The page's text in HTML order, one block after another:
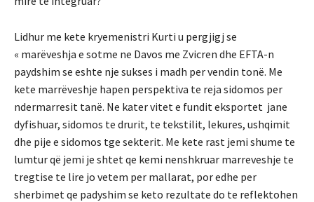
Lidhur me kete kryemenistri Kurti u pergjigj se
« marëveshja e sotme ne Davos me Zvicren dhe EFTA-n
paydshim se eshte nje sukses i madh per vendin tonë. Me
kete marrëveshje hapen perspektiva te reja sidomos per
ndermarresit tanë. Ne kater vitet e fundit eksportet jane
dyfishuar, sidomos te drurit, te tekstilit, lekures, ushqimit
dhe pije e sidomos tge sekterit. Me kete rast jemi shume te
lumtur që jemi je shtet qe kemi nenshkruar marreveshje te
tregtise te lire jo vetem per mallarat, por edhe per
sherbimet qe padyshim se keto rezultate do te reflektohen